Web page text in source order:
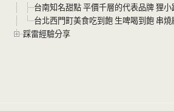
台南知名甜點 平價千層的代表品牌 狸
台北西門町美食吃到飽 生啤喝到飽 串
踩雷經驗分享